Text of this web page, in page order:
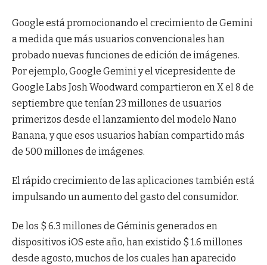
Google está promocionando el crecimiento de Gemini
a medida que más usuarios convencionales han
probado nuevas funciones de edición de imágenes.
Por ejemplo, Google Gemini y el vicepresidente de
Google Labs Josh Woodward compartieron en X el 8 de
septiembre que tenían 23 millones de usuarios
primerizos desde el lanzamiento del modelo Nano
Banana, y que esos usuarios habían compartido más
de 500 millones de imágenes.
El rápido crecimiento de las aplicaciones también está
impulsando un aumento del gasto del consumidor.
De los $ 6.3 millones de Géminis generados en
dispositivos iOS este año, han existido $ 1.6 millones
desde agosto, muchos de los cuales han aparecido